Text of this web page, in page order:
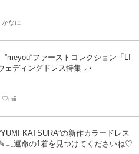
かなに
‟meyou“ ファーストコレクション「LI
ェディングドレス特集 ⸝⋆
♡mii
KATSURA”の新作カラードレス
運命の1着を見つけてくださいね♡